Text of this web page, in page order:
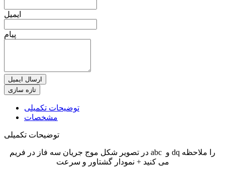
ایمیل
پیام
ارسال ایمیل
توضیحات تکمیلی
مشخصات
توضیحات تکمیلی
در تصویر شکل موج جریان سه فاز در فریم abc و dq را ملاحظه
می کنید + نمودار گشتاور و سرعت